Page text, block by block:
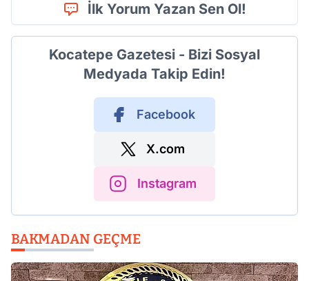
İlk Yorum Yazan Sen Ol!
Kocatepe Gazetesi - Bizi Sosyal
Medyada Takip Edin!
Facebook
X.com
Instagram
BAKMADAN GEÇME